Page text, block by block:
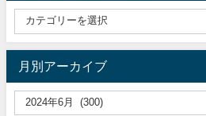
月別アーカイブ